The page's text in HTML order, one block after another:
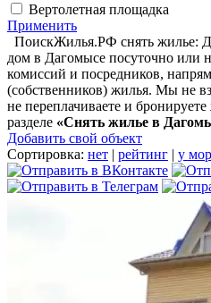
Вертолетная площадка
Применить
ПоискЖилья.РФ снять жилье:
дом в Дагомысе посуточно или
комиссий и посредников,
(собственников) жилья. Мы не
не переплачиваете и
разделе «Снять жилье в
Добавить свой объект
Сортировка: нет | рейтинг | у